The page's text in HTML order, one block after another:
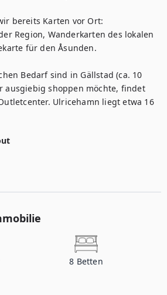
bereits Karten vor Ort:
Region, Wanderkarten des lokalen
für den Åsunden.
Bedarf sind in Gällstad (ca. 10
ausgiebig shoppen möchte, findet
Ulricehamn liegt etwa 16
8 Betten